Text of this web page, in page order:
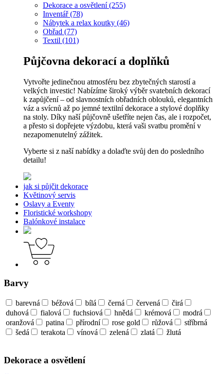
Dekorace a osvětlení (255)
Inventář (78)
Nábytek a relax koutky (46)
Obřad (77)
Textil (101)
Půjčovna dekorací a doplňků
Vytvořte jedinečnou atmosféru bez zbytečných starostí a
velkých investic! Nabízíme široký výběr svatebních dekorací
k zapůjčení – od slavnostních obřadních oblouků, elegantních
váz a svícnů až po jemné textilní dekorace a stylové doplňky
na stoly. Díky naší půjčovně ušetříte nejen čas, ale i rozpočet,
a přesto si dopřejete výzdobu, která vaši svatbu promění v
nezapomenutelný zážitek.
Vyberte si z naší nabídky a dolaďte svůj den do posledního
detailu!
jak si půjčit dekorace
Květinový servis
Oslavy a Eventy
Floristické workshopy
Balónkové instalace
Barvy
barevná béžová bílá černá červená
čirá
duhová
fialová fuchsiová hnědá krémová
modrá
oranžová
patina přírodní rose gold růžová
stříbrná
šedá
terakota vínová zelená zlatá žlutá
Dekorace a osvětlení